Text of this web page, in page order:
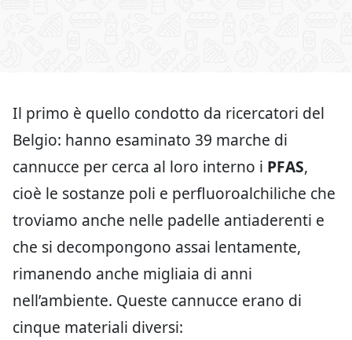
Il primo è quello condotto da ricercatori del
Belgio: hanno esaminato 39 marche di
cannucce per cerca al loro interno i PFAS,
cioè le sostanze poli e perfluoroalchiliche che
troviamo anche nelle padelle antiaderenti e
che si decompongono assai lentamente,
rimanendo anche migliaia di anni
nell’ambiente. Queste cannucce erano di
cinque materiali diversi: